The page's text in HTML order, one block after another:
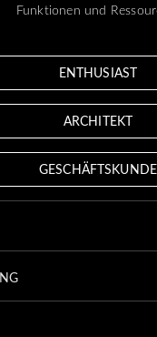
Funktionen und
ENTHUSIAST
ARCHITEKT
GESCHÄFTSKUNDE